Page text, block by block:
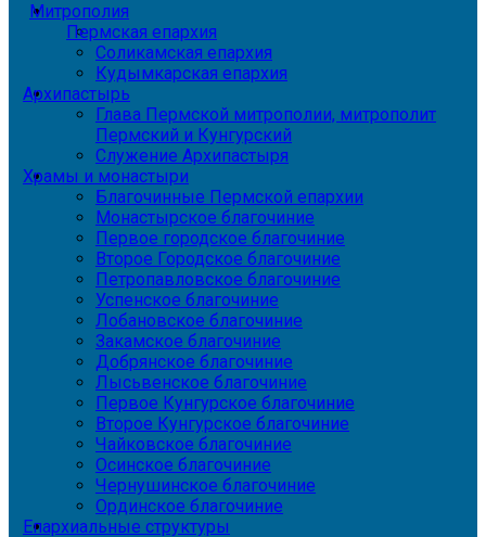
Митрополия
Пермская епархия
Соликамская епархия
Кудымкарская епархия
Архипастырь
Глава Пермской митрополии, митрополит
Пермский и Кунгурский
Служение Архипастыря
Храмы и монастыри
Благочинные Пермской епархии
Монастырское благочиние
Первое городское благочиние
Второе Городское благочиние
Петропавловское благочиние
Успенское благочиние
Лобановское благочиние
Закамское благочиние
Добрянское благочиние
Лысьвенское благочиние
Первое Кунгурское благочиние
Второе Кунгурское благочиние
Чайковское благочиние
Осинское благочиние
Чернушинское благочиние
Ординское благочиние
Епархиальные структуры